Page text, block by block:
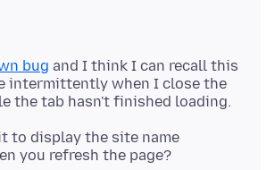
bug and I think I can recall this
intermittently when I close the
to display the site name